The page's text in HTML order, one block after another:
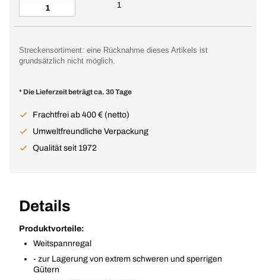
1
Streckensortiment: eine Rücknahme dieses Artikels ist
grundsätzlich nicht möglich.
* Die Lieferzeit beträgt ca. 30 Tage
Frachtfrei ab 400 € (netto)
Umweltfreundliche Verpackung
Qualität seit 1972
Details
Produktvorteile:
Weitspannregal
- zur Lagerung von extrem schweren und sperrigen
Gütern